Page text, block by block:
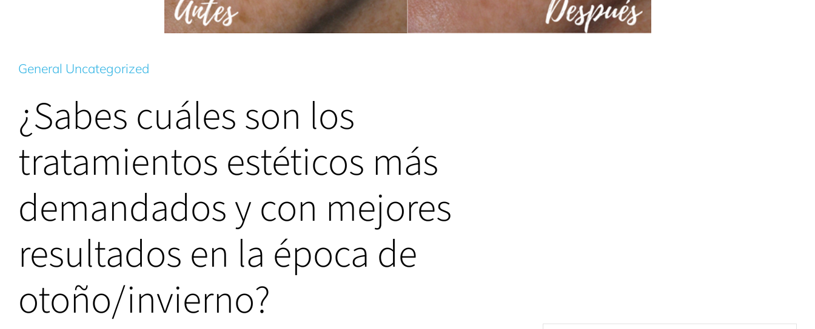
General Uncategorized
¿Sabes cuáles son los
tratamientos estéticos más
demandados y con mejores
resultados en la época de
otoño/invierno?